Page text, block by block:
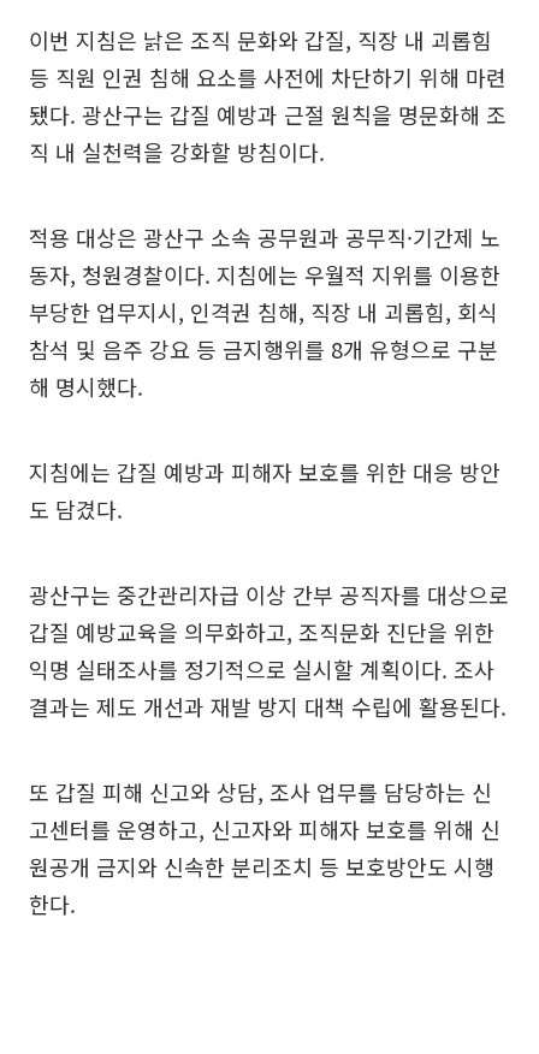
이번 지침은 낡은 조직 문화와 갑질, 직장 내 괴롭힘
등 직원 인권 침해 요소를 사전에 차단하기 위해 마련
됐다. 광산구는 갑질 예방과 근절 원칙을 명문화해 조
직 내 실천력을 강화할 방침이다.
적용 대상은 광산구 소속 공무원과 공무직·기간제 노
동자, 청원경찰이다. 지침에는 우월적 지위를 이용한
부당한 업무지시, 인격권 침해, 직장 내 괴롭힘, 회식
참석 및 음주 강요 등 금지행위를 8개 유형으로 구분
해 명시했다.
지침에는 갑질 예방과 피해자 보호를 위한 대응 방안
도 담겼다.
광산구는 중간관리자급 이상 간부 공직자를 대상으로
갑질 예방교육을 의무화하고, 조직문화 진단을 위한
익명 실태조사를 정기적으로 실시할 계획이다. 조사
결과는 제도 개선과 재발 방지 대책 수립에 활용된다.
또 갑질 피해 신고와 상담, 조사 업무를 담당하는 신
고센터를 운영하고, 신고자와 피해자 보호를 위해 신
원공개 금지와 신속한 분리조치 등 보호방안도 시행
한다.